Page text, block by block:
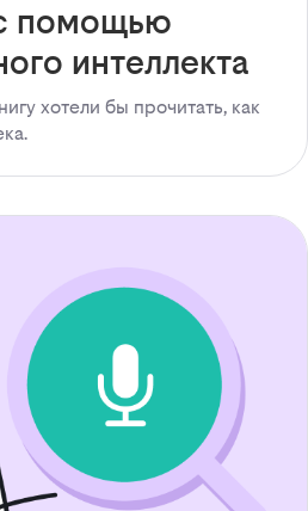
помощью
интеллекта
хотели бы прочитать, как